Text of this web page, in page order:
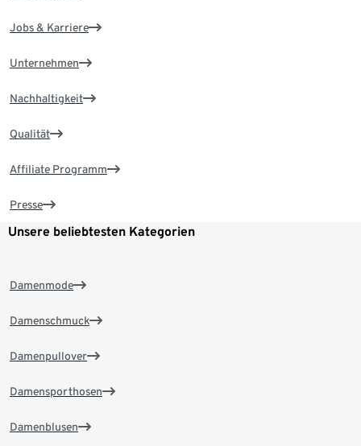
Jobs & Karriere
Unternehmen
Nachhaltigkeit
Qualität
Affiliate Programm
Presse
Unsere beliebtesten Kategorien
Damenmode
Damenschmuck
Damenpullover
Damensporthosen
Damenblusen